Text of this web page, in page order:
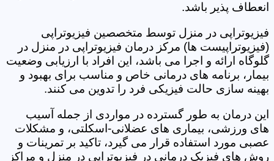
انعطاف پذیر باشد.
فیزیوتراپی در منزل توسط متخصصین فیزیوتراپی
(فیزیوتراپیست ها) مرکز درمان فیزیوتراپی در منزل در
گلوگاه ارائه و اجرا می باشد، این افراد با ارزیابی وضعیت
بیمار، برنامه های درمانی خاص و مناسب برای بهبود و
بهینه سازی حالت فیزیکی فرد را تدوین می کنند.
این درمان به طور گسترده در مواردی از جمله آسیب
های ورزشی، بیماری های عضلانی-اسکلتی، و مشکلات
عصبی مورد استفاده قرار می گیرد، تاکید بر تمرینات و
روش های فیزیک درمانی در فیزیوتراپی در منزل و مراکز